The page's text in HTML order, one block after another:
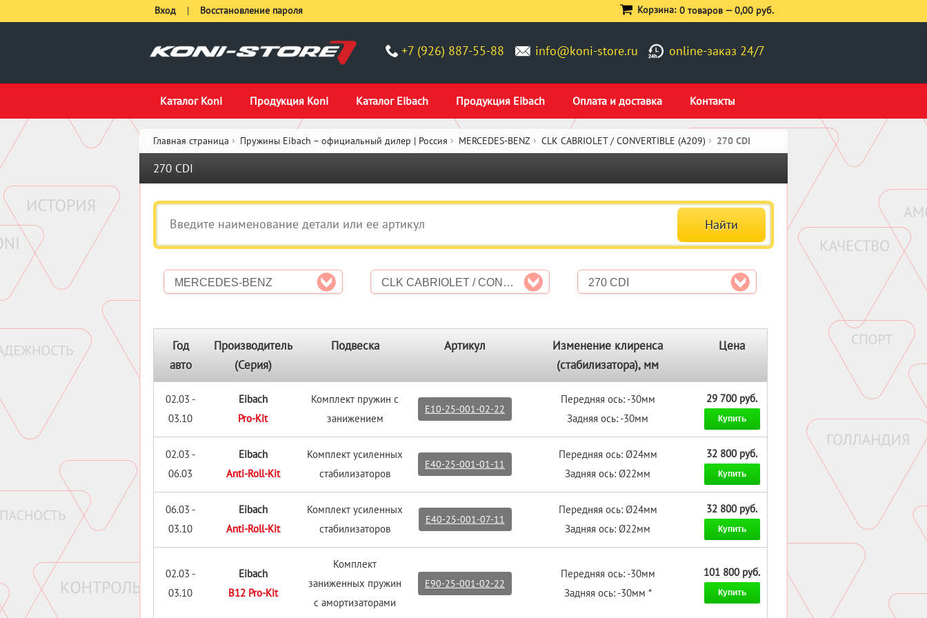
+7 (926) 887-55-88 info@koni-store.ru online-заказ 24/7
Каталог Koni Продукция Koni Каталог Eibach Продукция Eibach Оплата и доставка Контакты
Вход | Восстановление пароля Корзина: 0 товаров —0,00 руб.
Главная страница Пружины Eibach – официальный дилер | Россия MERCEDES-BENZ CLK CABRIOLET / CONVERTIBLE (A209) 270 CDI
270 CDI
MERCEDES-BENZ CLK CABRIOLET / CONVERTIBLE (A209) 270 CDI
Год
авто
Производитель
(Серия)
Подвеска Артикул
Изменение клиренса
(стабилизатора), мм
Цена
02.03 -
03.10
Eibach
Pro-Kit
Комплект пружин с
занижением
E10-25-001-02-22
Передняя ось: -30мм
Задняя ось: -30мм
29 700 руб.
Купить
02.03 -
06.03
Eibach
Anti-Roll-Kit
Комплект усиленных
стабилизаторов
E40-25-001-01-11
Передняя ось: Ø24мм
Задняя ось: Ø22мм
32 800 руб.
Купить
06.03 -
03.10
Eibach
Anti-Roll-Kit
Комплект усиленных
стабилизаторов
E40-25-001-07-11
Передняя ось: Ø24мм
Задняя ось: Ø22мм
32 800 руб.
Купить
02.03 -
03.10
Eibach
B12 Pro-Kit
Комплект
заниженных пружин
с амортизаторами
E90-25-001-02-22
Передняя ось: -30мм
Задняя ось: -30мм *
101 800 руб.
Купить